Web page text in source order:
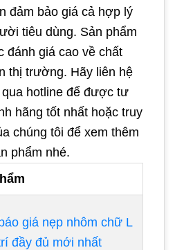
đảm bảo giá cả hợp lý
tiêu dùng. Sản phẩm
đánh giá cao về chất
thị trường. Hãy liên hệ
hotline để được tư
hãng tốt nhất hoặc truy
chúng tôi để xem thêm
phẩm nhé.
giá nẹp nhôm chữ L
đầy đủ mới nhất